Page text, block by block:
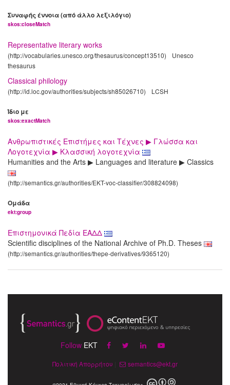
Συναφής έννοια (από άλλο λεξιλόγιο)
skos:closeMatch
Representative literary works
(http://vocabularies.unesco.org/thesaurus/concept13510)
Unesco
thesaurus
Classical philology
(http://id.loc.gov/authorities/subjects/sh85026710) LCSH
Ίδιο με
skos:exactMatch
Ανθρωπιστικές Επιστήμες και Τέχνες ▶ Γλώσσα και
Λογοτεχνία ▶ Κλασσική λογοτεχνία
Humanities and the Arts ▶ Languages and literature ▶ Classics
(http://semantics.gr/authorities/EKT-voc-classifier/308824098)
Ομάδα
ekt:group
Επιστημονικά Πεδία ΕΑΔΔ
Scientific disciplines of the National Archive of Ph.D. Theses
(http://semantics.gr/authorities/thepe-derivatives/9365120)
Follow EKT
Πολιτική Απορρήτου semantics@ekt.gr